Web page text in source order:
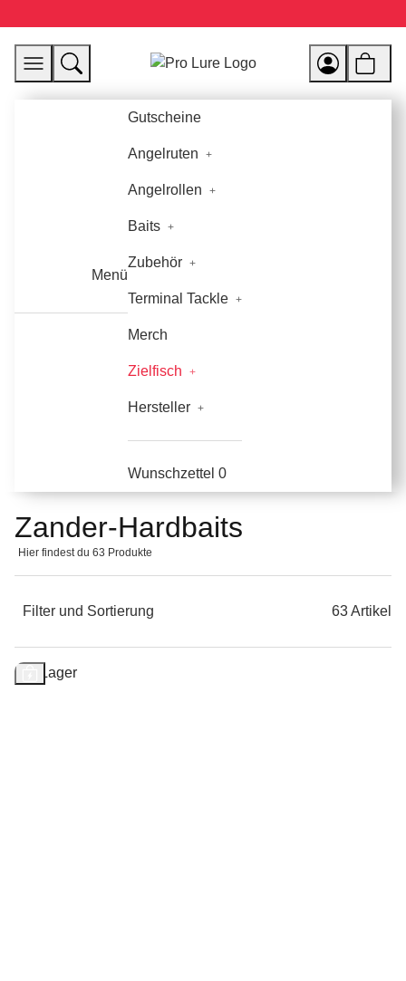
Menü
Gutscheine
Angelruten
Angelrollen
Baits
Zubehör
Terminal Tackle
Merch
Zielfisch
Hersteller
Wunschzettel 0
Zander-Hardbaits
Hier findest du 63 Produkte
Filter und Sortierung 63 Artikel
Auf Lager